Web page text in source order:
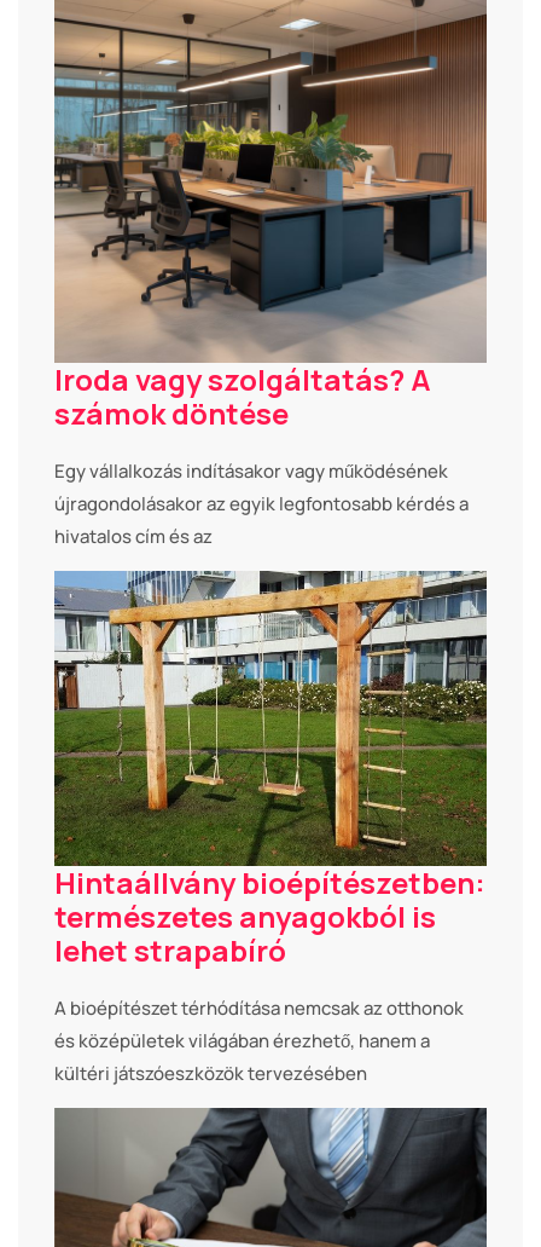
Iroda vagy szolgáltatás? A
számok döntése
Egy vállalkozás indításakor vagy működésének
újragondolásakor az egyik legfontosabb kérdés a
hivatalos cím és az
Hintaállvány bioépítészetben:
természetes anyagokból is
lehet strapabíró
A bioépítészet térhódítása nemcsak az otthonok
és középületek világában érezhető, hanem a
kültéri játszóeszközök tervezésében